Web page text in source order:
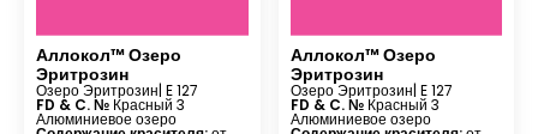
Аллокол™ Озеро
Эритрозин
Озеро Эритрозин| E 127
FD & C. № Красный 3
Алюминиевое озеро
Аллокол™ Озеро
Эритрозин
Озеро Эритрозин| E 127
FD & C. №Красный 3
Алюминиевое озеро